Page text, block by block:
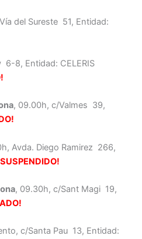
del Sureste 51, Entidad:
6-8, Entidad: CELERIS
, 09.00h, c/Valmes 39,
Avda. Diego Ramirez 266,
, 09.30h, c/Sant Magi 19,
c/Santa Pau 13, Entidad: